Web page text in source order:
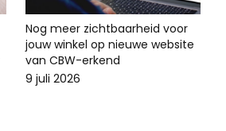
Nog meer zichtbaarheid voor
jouw winkel op nieuwe website
van CBW-erkend
9 juli 2026